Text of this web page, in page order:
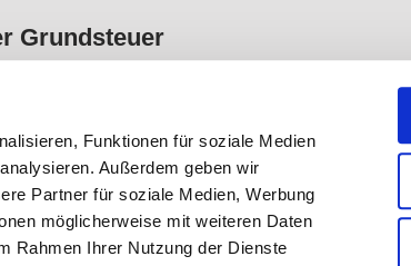
Funktionen für soziale Medien
Außerdem geben wir
Partner für soziale Medien, Werbung
möglicherweise mit weiteren Daten
Rahmen Ihrer Nutzung der Dienste
Grundsteuer